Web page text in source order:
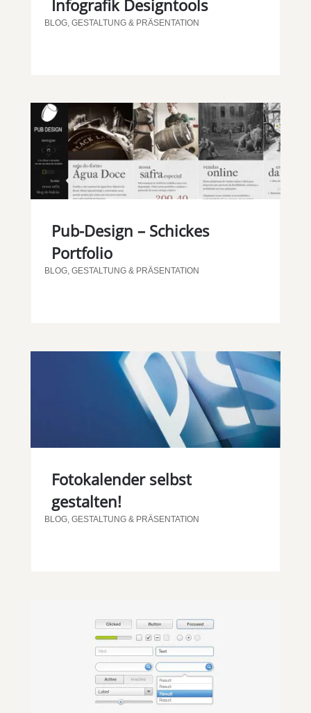
Infografik Designtools
BLOG, GESTALTUNG & PRÄSENTATION
Pub-Design – Schickes
Portfolio
BLOG, GESTALTUNG & PRÄSENTATION
Fotokalender selbst
gestalten!
BLOG, GESTALTUNG & PRÄSENTATION